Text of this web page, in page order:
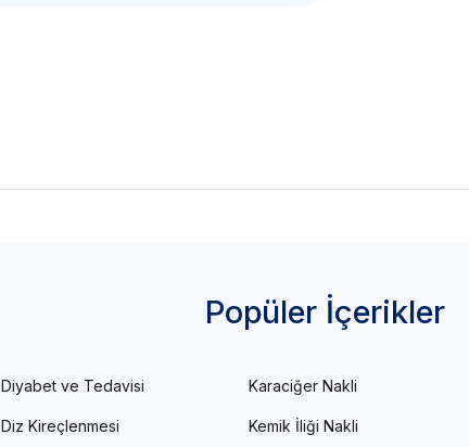
Popüler İçerikler
Diyabet ve Tedavisi
Diz Kireçlenmesi
Karaciğer Nakli
Kemik İliği Nakli